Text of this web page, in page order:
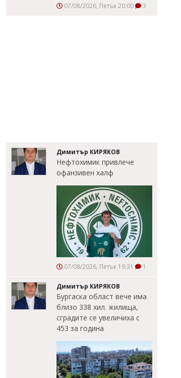
07/08/2026, Петък 20:00 3
Димитър КИРЯКОВ
Нефтохимик привлече
офанзивен халф
07/08/2026, Петък 19:31 1
Димитър КИРЯКОВ
Бургаска област вече има
близо 338 хил. жилища,
сградите се увеличиха с
453 за година